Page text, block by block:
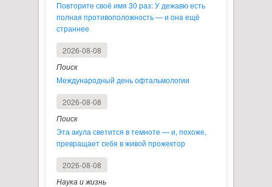
Повторите своё имя 30 раз: У дежавю есть
полная противоположность — и она ещё
страннее
2026-08-08
Поиск
Международный день офтальмологии
2026-08-08
Поиск
Эта акула светится в темноте — и, похоже,
превращает себя в живой прожектор
2026-08-08
Наука и жизнь